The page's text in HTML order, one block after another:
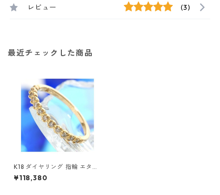
レビュー (3)
最近チェックした商品
K18 ダイヤリング 指輪 エタニ
ティリング 11号 ダイヤモンド
ジュエリー アクセサリー レデ
¥118,380